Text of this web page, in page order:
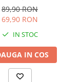
89,90 RON
69,90 RON
IN STOC
IN COS